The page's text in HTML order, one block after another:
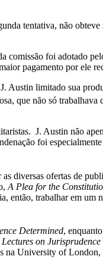
tentativa, não
foi adotado
pagamento por ele
Austin limitado sua
que não só
J. Austin não
foi
diversas ofertas de
A Plea for the
trabalhar em um
Determined,
Lectures on
na University of